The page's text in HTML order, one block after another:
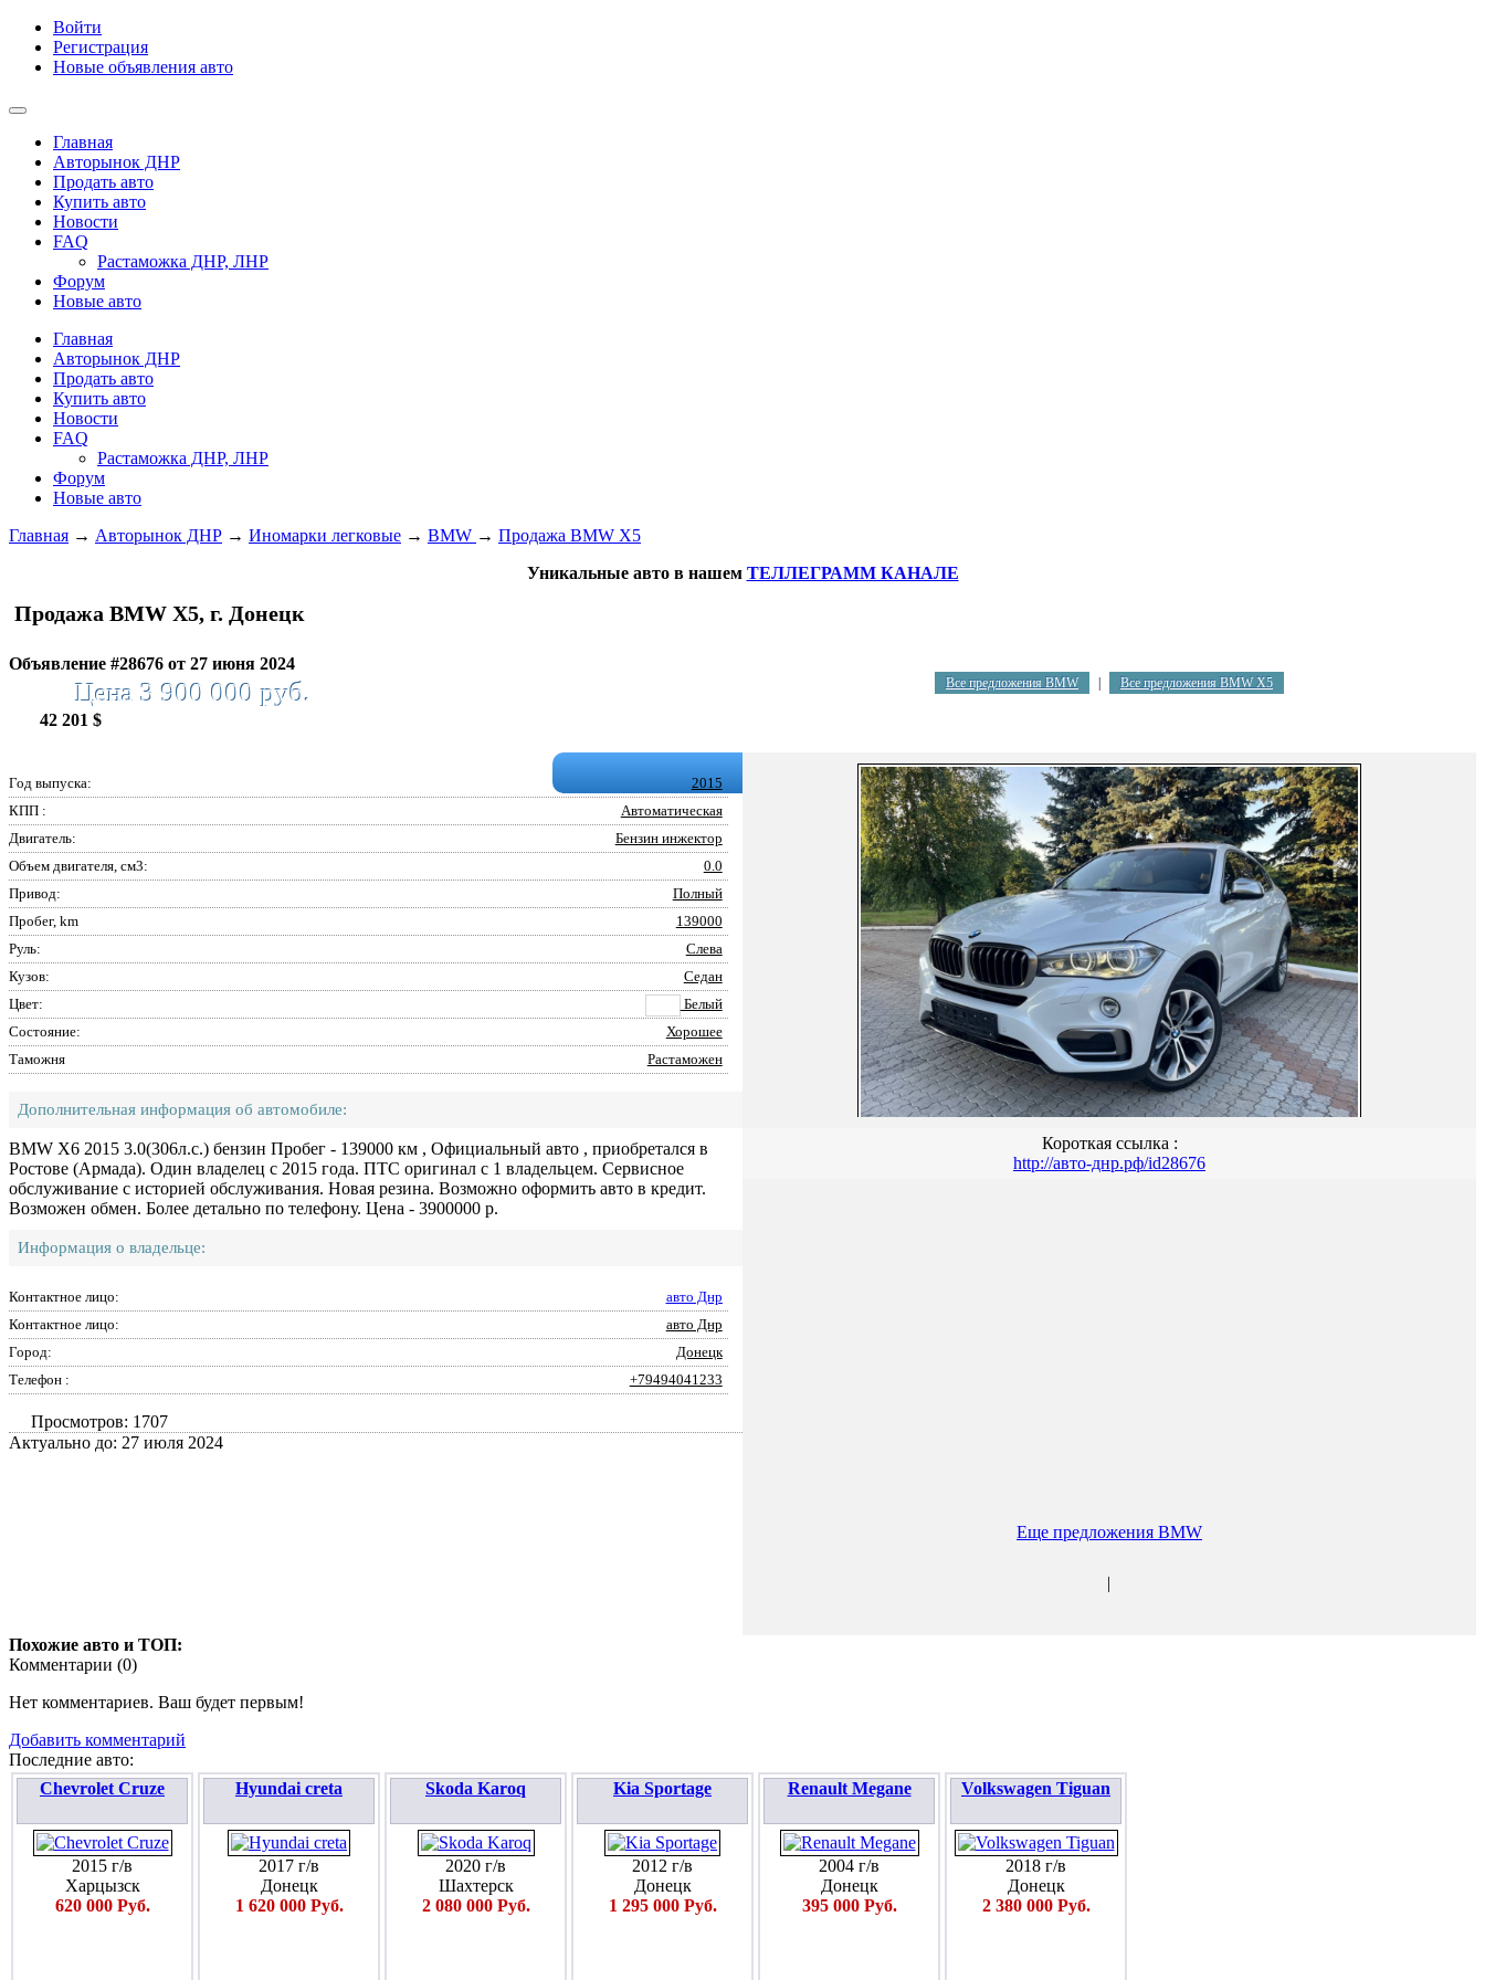
Войти
Регистрация
Новые объявления авто
Главная
Авторынок ДНР
Продать авто
Купить авто
Новости
FAQ
Растаможка ДНР, ЛНР
Форум
Новые авто
Главная
Авторынок ДНР
Продать авто
Купить авто
Новости
FAQ
Растаможка ДНР, ЛНР
Форум
Новые авто
Главная → Авторынок ДНР → Иномарки легковые → BMW → Продажа BMW X5
Уникальные авто в нашем ТЕЛЛЕГРАММ КАНАЛЕ
Продажа BMW X5, г. Донецк
Объявление #28676 от 27 июня 2024
Цена 3 900 000 руб.
42 201 $
Все предложения BMW Все предложения BMW X5
Год выпуска:
2015
КПП :
Автоматическая
Двигатель:
Бензин инжектор
Объем двигателя, см3:
0.0
Привод:
Полный
Пробег, km
139000
Руль:
Слева
Кузов:
Седан
Цвет:
Белый
Состояние:
Хорошее
Таможня
Растаможен
Дополнительная информация об автомобиле:
BMW X6 2015 3.0(306л.с.) бензин Пробег - 139000 км , Официальный авто , приобретался в
Ростове (Армада). Один владелец с 2015 года. ПТС оригинал с 1 владельцем. Сервисное
обслуживание с историей обслуживания. Новая резина. Возможно оформить авто в кредит.
Возможен обмен. Более детально по телефону. Цена - 3900000 р.
Информация о владельце:
Контактное лицо:
авто Днр
Контактное лицо:
авто Днр
Город:
Донецк
Телефон :
+79494041233
Просмотров: 1707
Актуально до: 27 июля 2024
Короткая ссылка :
http://авто-днр.рф/id28676
Еще предложения BMW
|
Похожие авто и ТОП:
Комментарии (0)
Нет комментариев. Ваш будет первым!
Добавить комментарий
Последние авто:
Chevrolet Cruze
2015 г/в
Харцызск
620 000 Руб.
Hyundai creta
2017 г/в
Донецк
1 620 000 Руб.
Skoda Karoq
2020 г/в
Шахтерск
2 080 000 Руб.
Kia Sportage
2012 г/в
Донецк
1 295 000 Руб.
Renault Megane
2004 г/в
Донецк
395 000 Руб.
Volkswagen Tiguan
2018 г/в
Донецк
2 380 000 Руб.